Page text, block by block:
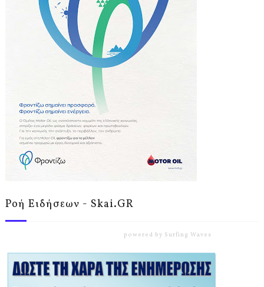
Ροή Ειδήσεων - Skai.GR
powered by Surfing Waves